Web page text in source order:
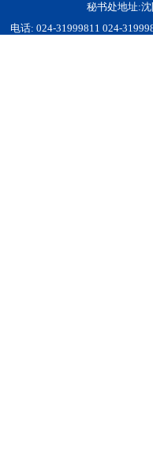
秘书处地址:
电话: 024-31999811 024-